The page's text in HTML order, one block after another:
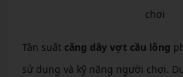
chơi
Tần suất căng dây vợt cầu lông
sử dụng và kỹ năng người chơi.